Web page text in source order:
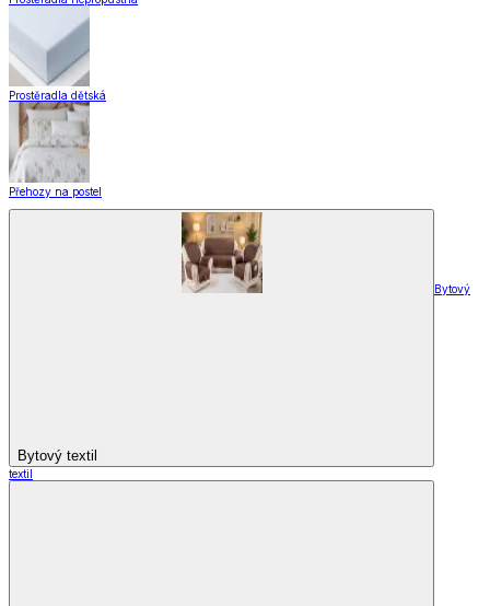
Prostěradla dětská
Přehozy na postel
Bytový textil
Bytový
textil